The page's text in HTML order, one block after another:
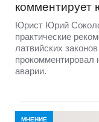
комментирует
Юрист Юрий
практические
латвийских
прокомментировал
аварии.
МНЕНИЕ